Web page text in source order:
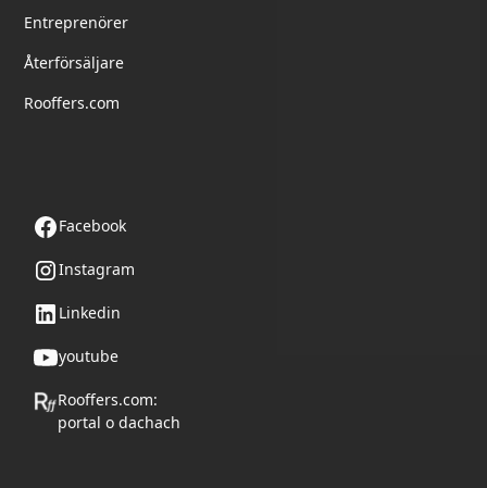
Entreprenörer
Återförsäljare
Rooffers.com
Facebook
Instagram
Linkedin
youtube
Rooffers.com:
portal o dachach